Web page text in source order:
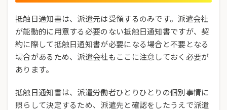
抵触日通知書は、派遣元は受領するのみです。派遣会社
が能動的に用意する必要のない抵触日通知書ですが、契
約に際して抵触日通知書が必要になる場合と不要となる
場合があるため、派遣会社もここに注意しておく必要が
あります。
抵触日通知書は、派遣労働者ひとりひとりの個別事情に
照らして決定するため、派遣先と確認をしたうえで派遣